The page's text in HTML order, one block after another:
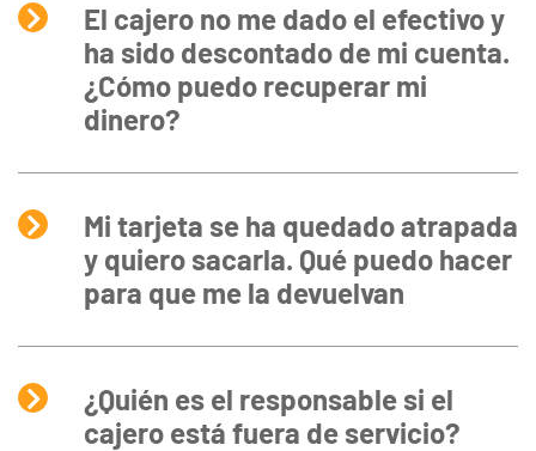
El cajero no me dado el efectivo y
ha sido descontado de mi cuenta.
¿Cómo puedo recuperar mi
dinero?
Mi tarjeta se ha quedado atrapada
y quiero sacarla. Qué puedo hacer
para que me la devuelvan
¿Quién es el responsable si el
cajero está fuera de servicio?